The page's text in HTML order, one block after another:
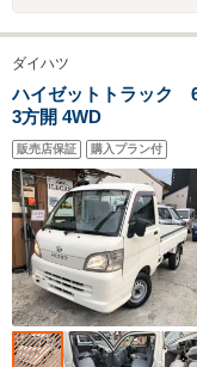
ダイハツ
ハイゼットトラック
3方開 4WD
販売店保証 購入プラン付